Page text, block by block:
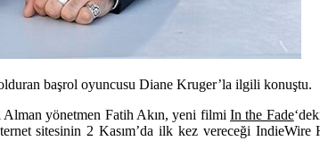
başrol oyuncusu Diane Kruger’la ilgili konuştu.
Alman yönetmen Fatih Akın, yeni filmiIn the Fade
sitesinin 2 Kasım’da ilk kez vereceği